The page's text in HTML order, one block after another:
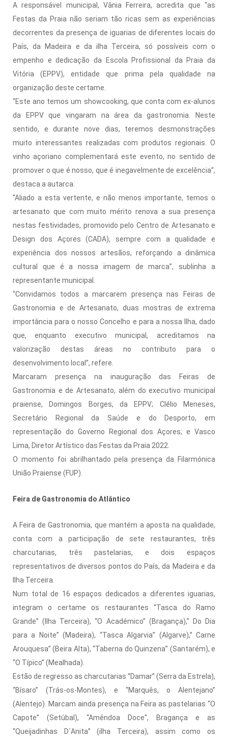
A responsável municipal, Vânia Ferreira, acredita que “as
Festas da Praia não seriam tão ricas sem as experiências
decorrentes da presença de iguarias de diferentes locais do
País, da Madeira e da ilha Terceira, só possíveis com o
empenho e dedicação da Escola Profissional da Praia da
Vitória (EPPV), entidade que prima pela qualidade na
organização deste certame.
“Este ano temos um showcooking, que conta com ex-alunos
da EPPV que vingaram na área da gastronomia. Neste
sentido, e durante nove dias, teremos desmonstrações
muito interessantes realizadas com produtos regionais. O
vinho açoriano complementará este evento, no sentido de
promover o que é nosso, que é inegavelmente de excelência”,
destaca a autarca.
“Aliado a esta vertente, e não menos importante, temos o
artesanato que com muito mérito renova a sua presença
nestas festividades, promovido pelo Centro de Artesanato e
Design dos Açores (CADA), sempre com a qualidade e
experiência dos nossos artesãos, reforçando a dinâmica
cultural que é a nossa imagem de marca”, sublinha a
representante municipal.
“Convidamos todos a marcarem presença nas Feiras de
Gastronomia e de Artesanato, duas mostras de extrema
importância para o nosso Concelho e para a nossa Ilha, dado
que, enquanto executivo municipal, acreditamos na
valorização destas áreas no contributo para o
desenvolvimento local”, refere.
Marcaram presença na inauguração das Feiras de
Gastronomia e de Artesanato, além do executivo municipal
praiense, Domingos Borges, da EPPV; Clélio Meneses,
Secretário Regional da Saúde e do Desporto, em
representação do Governo Regional dos Açores; e Vasco
Lima, Diretor Artístico das Festas da Praia 2022.
O momento foi abrilhantado pela presença da Filarmónica
União Praiense (FUP).
Feira de Gastronomia do Atlântico
A Feira de Gastronomia, que mantém a aposta na qualidade,
conta com a participação de sete restaurantes, três
charcutarias, três pastelarias, e dois espaços
representativos de diversos pontos do País, da Madeira e da
Ilha Terceira.
Num total de 16 espaços dedicados a diferentes iguarias,
integram o certame os restaurantes “Tasca do Ramo
Grande” (Ilha Terceira), “O Académico” (Bragança),” Do Dia
para a Noite” (Madeira), “Tasca Algarvia” (Algarve),” Carne
Arouquesa” (Beira Alta), “Taberna do Quinzena” (Santarém), e
“O Típico” (Mealhada).
Estão de regresso as charcutarias “Damar” (Serra da Estrela),
“Bísaro” (Trás-os-Montes), e “Marquês, o Alentejano”
(Alentejo). Marcam ainda presença na Feira as pastelarias “O
Capote” (Setúbal), “Amêndoa Doce”, Bragança e as
“Queijadinhas D´Anita” (ilha Terceira), assim como os